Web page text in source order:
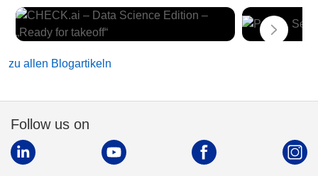
zu allen Blogartikeln
Follow us on